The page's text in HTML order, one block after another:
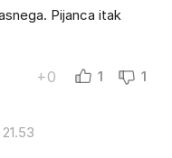
Pijanca itak
+0 1 1